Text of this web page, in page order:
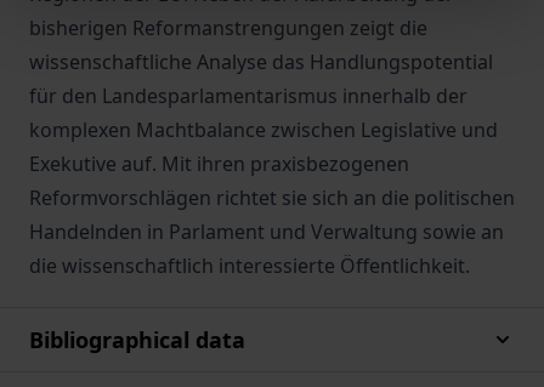
bisherigen Reformanstrengungen zeigt die
wissenschaftliche Analyse das Handlungspotential
für den Landesparlamentarismus innerhalb der
komplexen Machtbalance zwischen Legislative und
Exekutive auf. Mit ihren praxisbezogenen
Reformvorschlägen richtet sie sich an die politischen
Handelnden in Parlament und Verwaltung sowie an
die wissenschaftlich interessierte Öffentlichkeit.
Bibliographical data